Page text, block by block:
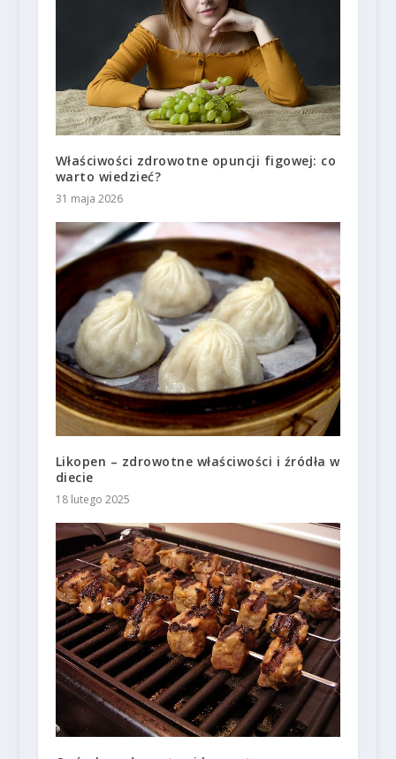
Właściwości zdrowotne opuncji figowej: co
warto wiedzieć?
31 maja 2026
Likopen – zdrowotne właściwości i źródła w
diecie
18 lutego 2025